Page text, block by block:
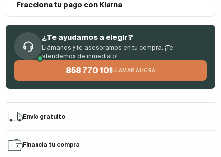
Fracciona tu pago con Klarna
¿Te ayudamos a elegir?
Llámanos y te asesoramos en tu compra. ¡Te
atendemos de inmediato!
858 770 101 LLAMAR AHORA
Envío gratuito
Financia tu compra